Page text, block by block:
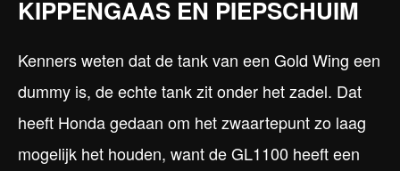
KIPPENGAAS EN PIEPSCHUIM
Kenners weten dat de tank van een Gold Wing een
dummy is, de echte tank zit onder het zadel. Dat
heeft Honda gedaan om het zwaartepunt zo laag
mogelijk het houden, want de GL1100 heeft een